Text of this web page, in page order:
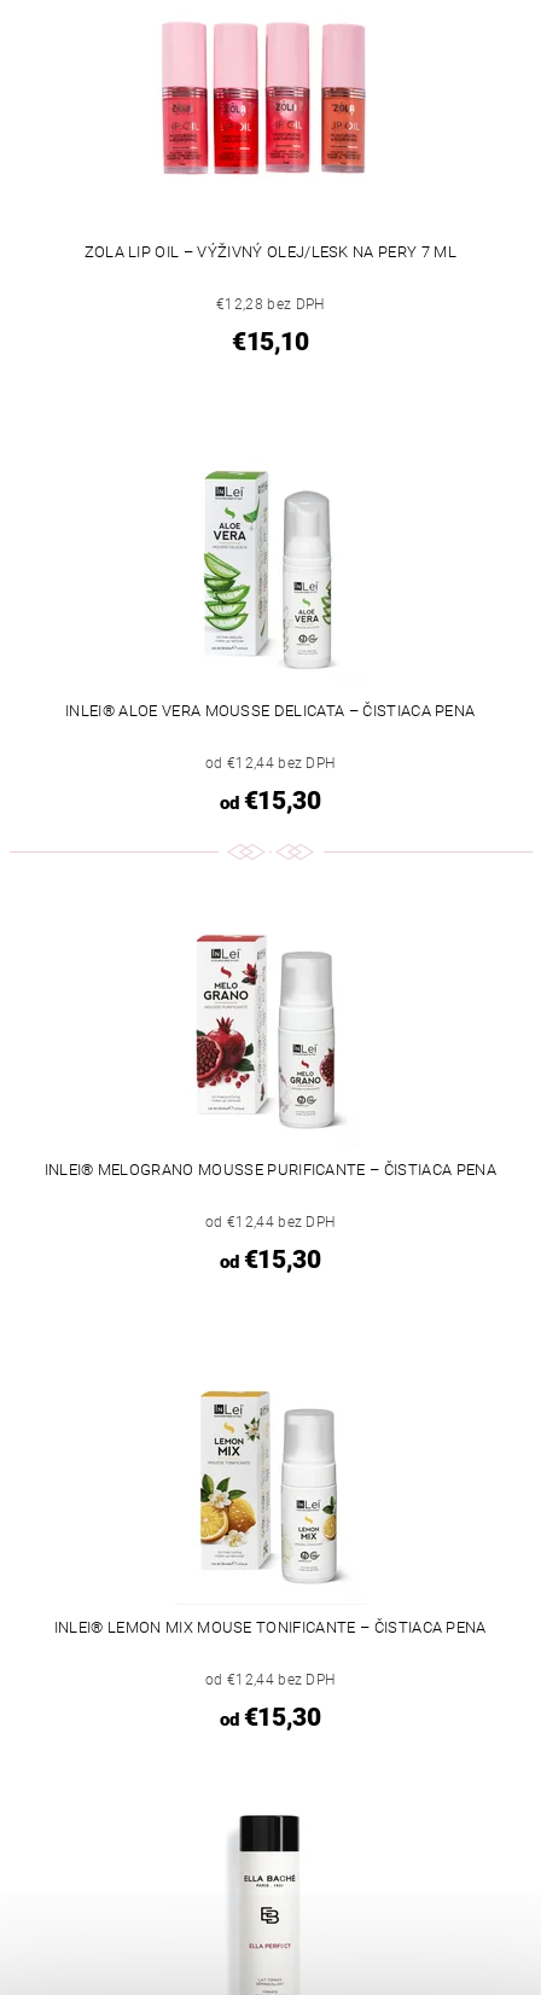
ZOLA LIP OIL – VÝŽIVNÝ OLEJ/LESK NA PERY 7 ML
€12,28 bez DPH
€15,10
INLEI® ALOE VERA MOUSSE DELICATA – ČISTIACA PENA
od €12,44 bez DPH
od€15,30
INLEI® MELOGRANO MOUSSE PURIFICANTE – ČISTIACA PENA
od €12,44 bez DPH
od€15,30
INLEI® LEMON MIX MOUSE TONIFICANTE – ČISTIACA PENA
od €12,44 bez DPH
od€15,30